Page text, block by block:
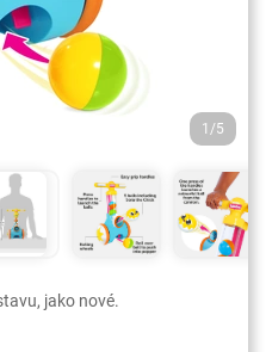
1/5
jako nové.